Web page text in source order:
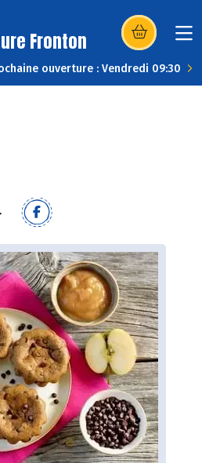
Fronton (s’ouvre dans
ouverture : Vendredi 09:30